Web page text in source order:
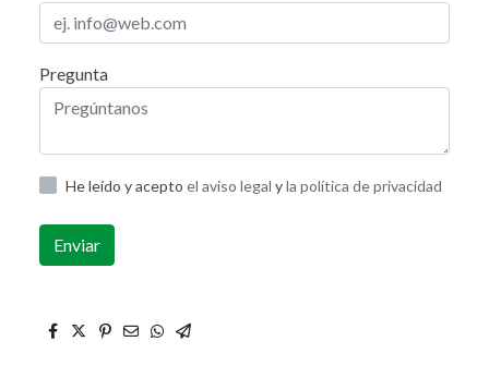
Pregunta
He leído y acepto el aviso legal yla política de privacidad
Enviar